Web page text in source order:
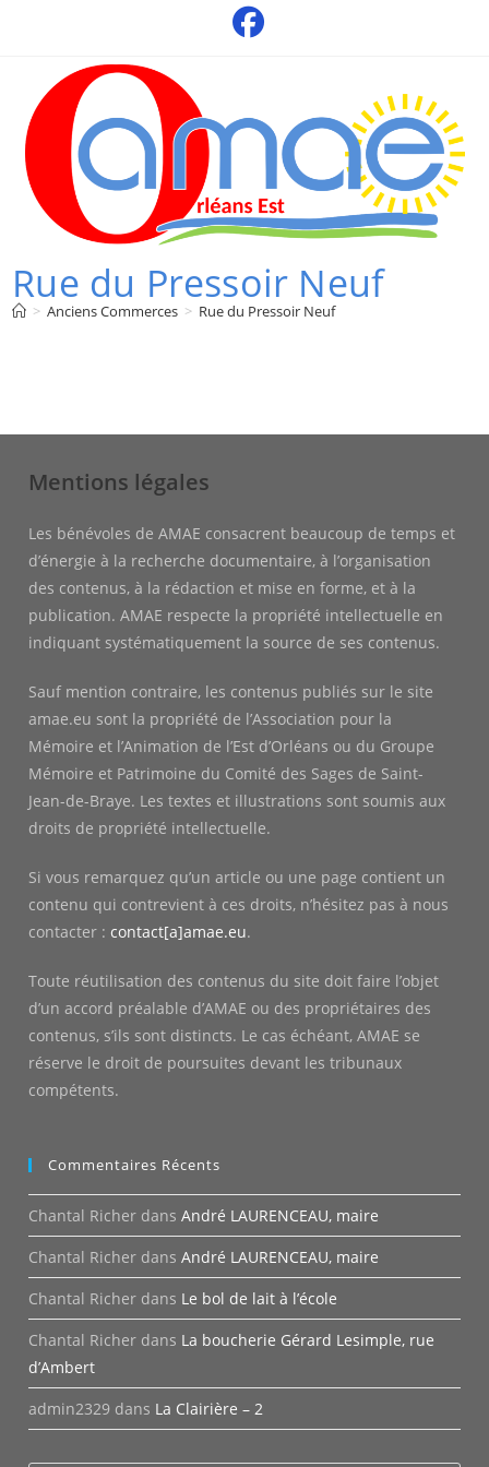
Rue du Pressoir Neuf
> Anciens Commerces > Rue du Pressoir Neuf
Mentions légales
Les bénévoles de AMAE consacrent beaucoup de temps et
d’énergie à la recherche documentaire, à l’organisation
des contenus, à la rédaction et mise en forme, et à la
publication. AMAE respecte la propriété intellectuelle en
indiquant systématiquement la source de ses contenus.
Sauf mention contraire, les contenus publiés sur le site
amae.eu sont la propriété de l’Association pour la
Mémoire et l’Animation de l’Est d’Orléans ou du Groupe
Mémoire et Patrimoine du Comité des Sages de Saint-
Jean-de-Braye. Les textes et illustrations sont soumis aux
droits de propriété intellectuelle.
Si vous remarquez qu’un article ou une page contient un
contenu qui contrevient à ces droits, n’hésitez pas à nous
contacter :contact[a]amae.eu.
Toute réutilisation des contenus du site doit faire l’objet
d’un accord préalable d’AMAE ou des propriétaires des
contenus, s’ils sont distincts. Le cas échéant, AMAE se
réserve le droit de poursuites devant les tribunaux
compétents.
Commentaires Récents
Chantal Richer dansAndré LAURENCEAU, maire
Chantal Richer dansAndré LAURENCEAU, maire
Chantal Richer dans Le bol de lait à l’école
Chantal Richer dans La boucherie Gérard Lesimple, rue
d’Ambert
admin2329 dans La Clairière – 2